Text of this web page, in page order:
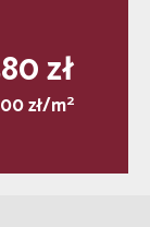
zł
zł/m2